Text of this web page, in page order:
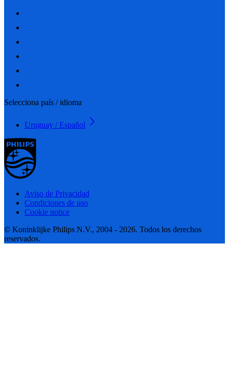
Selecciona país / idioma
Uruguay / Español
Aviso de Privacidad
Condiciones de uso
Cookie notice
© Koninklijke Philips N.V., 2004 - 2026. Todos los derechos
reservados.